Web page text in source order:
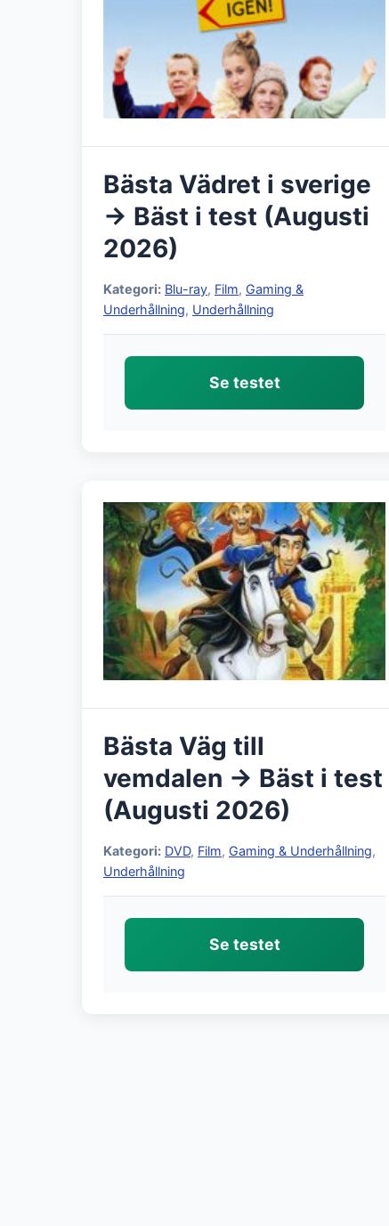
Bästa Vädret i sverige
→ Bäst i test (Augusti
2026)
Kategori: Blu-ray, Film, Gaming &
Underhållning, Underhållning
Se testet
Bästa Väg till
vemdalen → Bäst i test
(Augusti 2026)
Kategori: DVD, Film, Gaming & Underhållning,
Underhållning
Se testet